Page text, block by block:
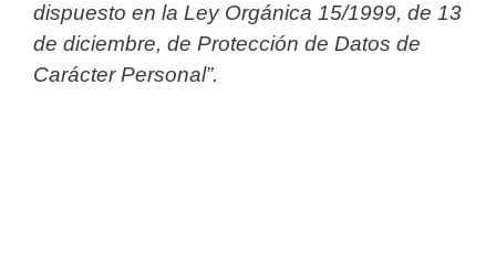
dispuesto en la Ley Orgánica 15/1999, de 13
de diciembre, de Protección de Datos de
Carácter Personal”.